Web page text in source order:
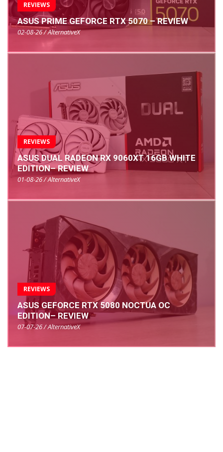
REVIEWS
ASUS PRIME GEFORCE RTX 5070 – REVIEW
02-08-26 / AlternativeX
REVIEWS
ASUS DUAL RADEON RX 9060XT 16GB WHITE
EDITION– REVIEW
01-08-26 / AlternativeX
REVIEWS
ASUS GEFORCE RTX 5080 NOCTUA OC
EDITION– REVIEW
07-07-26 / AlternativeX